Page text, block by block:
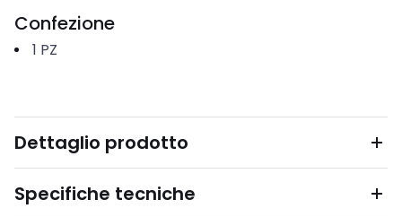
Confezione
1 PZ
Dettaglio prodotto
Specifiche tecniche